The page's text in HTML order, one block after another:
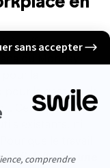
très efficaces
ou Monday
la gestion de
Cette petite
existants, ni
d’avoir une